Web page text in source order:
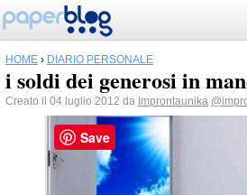
HOME › DIARIO PERSONALE
i soldi dei generosi in
Creato il 04 luglio 2012 da Improntaunika
Save